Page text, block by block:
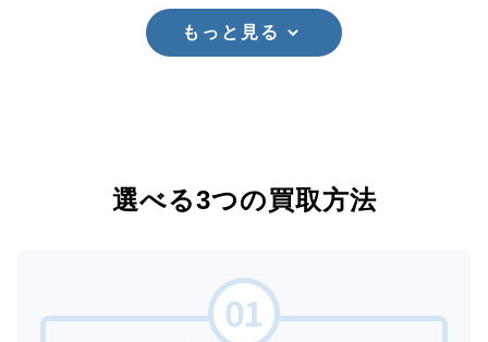
もっと見る
選べる3つの買取方法